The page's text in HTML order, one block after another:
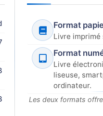
Format
Livre imprimé
Format
Livre
liseuse,
ordinateur.
Les deux formats